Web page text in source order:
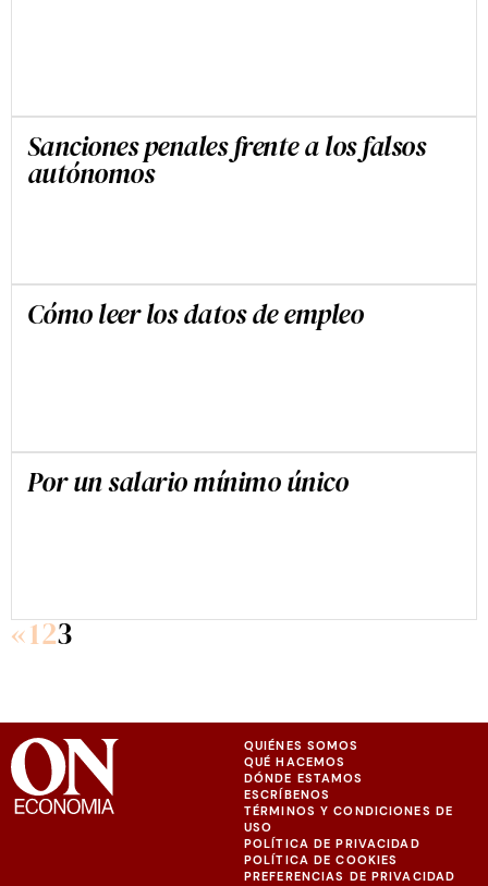
Sanciones penales frente a los falsos
autónomos
Cómo leer los datos de empleo
Por un salario mínimo único
«123
QUIÉNES SOMOS
QUÉ HACEMOS
DÓNDE ESTAMOS
ESCRÍBENOS
TÉRMINOS Y CONDICIONES DE
USO
POLÍTICA DE PRIVACIDAD
POLÍTICA DE COOKIES
PREFERENCIAS DE PRIVACIDAD